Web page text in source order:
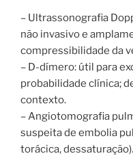
– Ultrassonografia
não invasivo e
compressibilidade da
– D-dímero: útil para
probabilidade clínica;
contexto.
– Angiotomografia
suspeita de embolia
torácica, dessaturação).